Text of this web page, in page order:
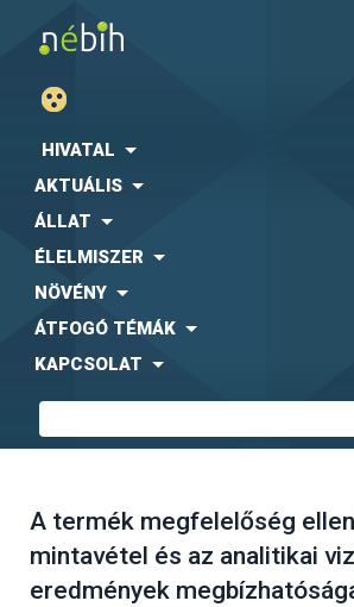
HIVATAL
AKTUÁLIS
ÁLLAT
ÉLELMISZER
NÖVÉNY
ÁTFOGÓ TÉMÁK
KAPCSOLAT
A termék megfelelőség
mintavétel és az analitikai
eredmények